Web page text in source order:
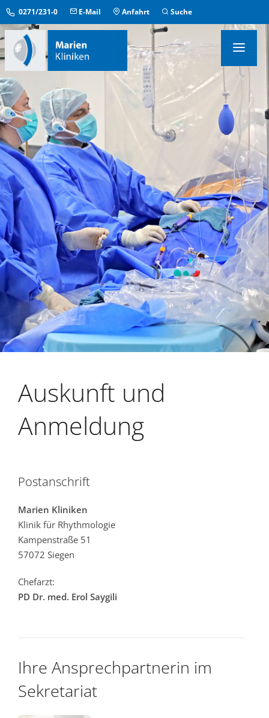
0271/231-0 E-Mail Anfahrt Suche
KLINIKEN & INSTITUTE
MEDIZINISCHE ZENTREN
ÜBERGREIFENDE EINRICHTUNGEN
PFLEGE & AUFENTHALT
KONTAKT & SERVICE
IM NOTFALL
Auskunft und
Anmeldung
Postanschrift
Marien Kliniken
Klinik für Rhythmologie
Kampenstraße 51
57072 Siegen
Chefarzt:
PD Dr. med. Erol Saygili
Ihre Ansprechpartnerin im
Sekretariat